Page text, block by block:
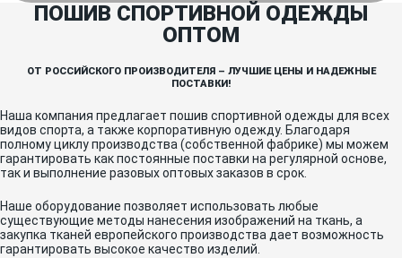
ПОШИВ СПОРТИВНОЙ ОДЕЖДЫ
ОПТОМ
ОТ РОССИЙСКОГО ПРОИЗВОДИТЕЛЯ – ЛУЧШИЕ ЦЕНЫ И НАДЕЖНЫЕ
ПОСТАВКИ!
Наша компания предлагает пошив спортивной одежды для всех
видов спорта, а также корпоративную одежду. Благодаря
полному циклу производства (собственной фабрике) мы можем
гарантировать как постоянные поставки на регулярной основе,
так и выполнение разовых оптовых заказов в срок.
Наше оборудование позволяет использовать любые
существующие методы нанесения изображений на ткань, а
закупка тканей европейского производства дает возможность
гарантировать высокое качество изделий.